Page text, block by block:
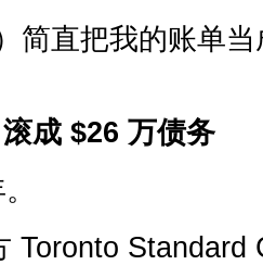
简直把我的账单
成 $26 万债务
Toronto Standard